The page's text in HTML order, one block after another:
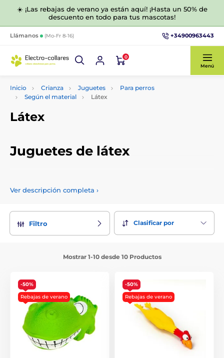
☀️ ¡Las rebajas de verano ya están aquí! ¡Hasta un 50% de
descuento en todo para tus mascotas!
Llámanos (Mo-Fr 8-16) +34900963443
0
Menú
Inicio Crianza Juguetes
Para perros
Según el material
Látex
Látex
Juguetes de látex
que mantendrán a su perro entretenido durante horas.
Ver descripción completa ›
Filtro Clasificar por
Mostrar 1-10 desde 10 Productos
-50%
Rebajas de verano
-50%
Rebajas de verano